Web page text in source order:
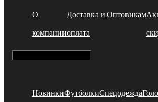
О
компании
Доставка и
оплата
Оптовикам
НовинкиФутболкиСпецодежда